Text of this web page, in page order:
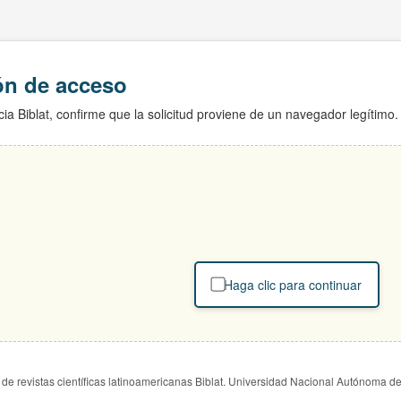
de acceso
Biblat, confirme que la solicitud proviene de un navegador legítimo.
Haga clic para continuar
revistas científicas latinoamericanas Biblat. Universidad Nacional Autónoma